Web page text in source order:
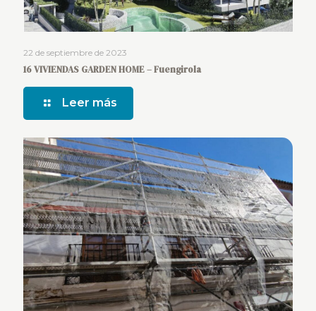
22 de septiembre de 2023
16 VIVIENDAS GARDEN HOME – Fuengirola
Leer más